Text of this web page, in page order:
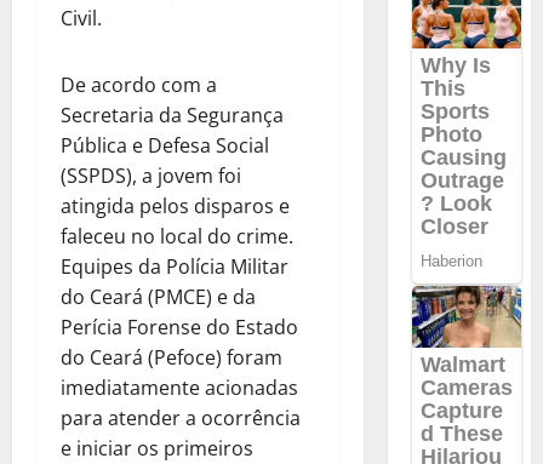
Civil.
De acordo com a
Secretaria da Segurança
Pública e Defesa Social
(SSPDS), a jovem foi
atingida pelos disparos e
faleceu no local do crime.
Equipes da Polícia Militar
do Ceará (PMCE) e da
Perícia Forense do Estado
do Ceará (Pefoce) foram
imediatamente acionadas
para atender a ocorrência
e iniciar os primeiros